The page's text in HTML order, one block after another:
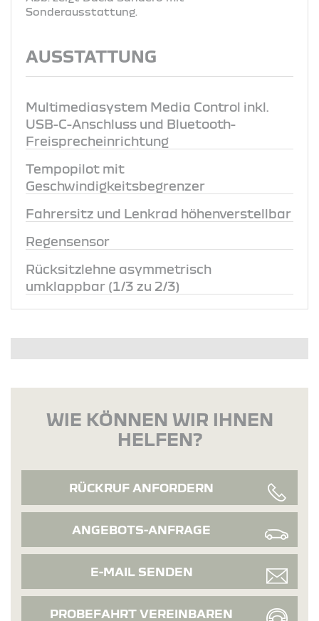
Sonderausstattung.
AUSSTATTUNG
Multimediasystem Media Control inkl.
USB-C-Anschluss und Bluetooth-
Freisprecheinrichtung
Tempopilot mit
Geschwindigkeitsbegrenzer
Fahrersitz und Lenkrad höhenverstellbar
Regensensor
Rücksitzlehne asymmetrisch
umklappbar (1/3 zu 2/3)
WIE KÖNNEN WIR IHNEN
HELFEN?
RÜCKRUF ANFORDERN
ANGEBOTS-ANFRAGE
E-MAIL SENDEN
PROBEFAHRT VEREINBAREN